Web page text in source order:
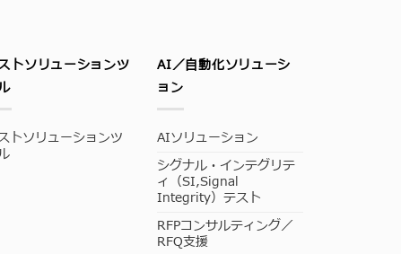
トソリューションツ
トソリューションツ
AI／自動化ソリューシ
ョン
AIソリューション
シグナル・インテグリテ
ィ（SI,Signal
Integrity）テスト
RFPコンサルティング／
RFQ支援